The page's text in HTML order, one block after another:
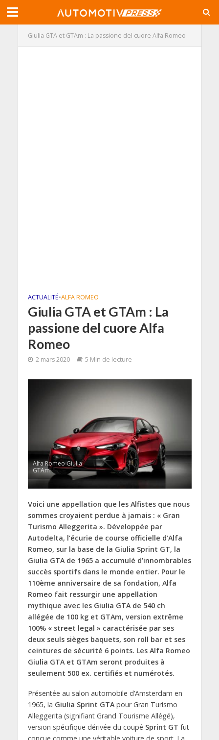
Giulia GTA et GTAm : La passione del cuore Alfa Romeo
ACTUALITÉ•ALFA ROMEO
Giulia GTA et GTAm : La
passione del cuore Alfa
Romeo
2 mars 2020 5 Min de lecture
Alfa Romeo Giulia
GTAm
Voici une appellation que les Alfistes que nous
sommes croyaient perdue à jamais : « Gran
Turismo Alleggerita ». Développée par
Autodelta, l’écurie de course officielle d’Alfa
Romeo, sur la base de la Giulia Sprint GT, la
Giulia GTA de 1965 a accumulé d’innombrables
succès sportifs dans le monde entier. Pour le
110ème anniversaire de sa fondation, Alfa
Romeo fait ressurgir une appellation
mythique avec les Giulia GTA de 540 ch
allégée de 100 kg et GTAm, version extrême
100% « street legal » caractérisée par ses
deux seuls sièges baquets, son roll bar et ses
ceintures de sécurité 6 points. Les Alfa Romeo
Giulia GTA et GTAm seront produites à
seulement 500 ex. certifiés et numérotés.
Présentée au salon automobile d’Amsterdam en
1965, la Giulia Sprint GTApour Gran Turismo
Alleggerita (signifiant Grand Tourisme Allégé),
version spécifique dérivée du coupé Sprint GT fut